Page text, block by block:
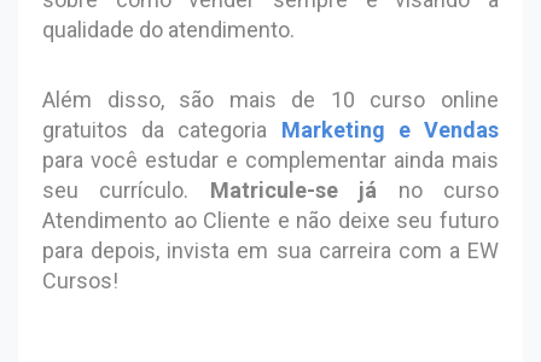
qualidade do atendimento.
Além disso, são mais de 10 curso online
gratuitos da categoria Marketing e Vendas
para você estudar e complementar ainda mais
seu currículo. Matricule-se já no curso
Atendimento ao Cliente e não deixe seu futuro
para depois, invista em sua carreira com a EW
Cursos!